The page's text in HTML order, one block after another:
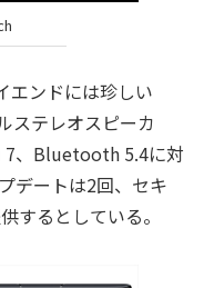
エンドには珍しい
ステレオスピーカ
7、Bluetooth 5.4に対
デートは2回、セキ
するとしている。